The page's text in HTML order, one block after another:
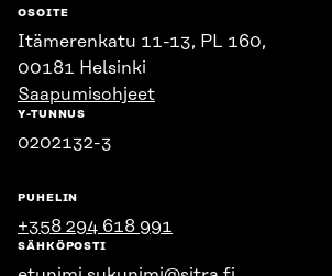
OSOITE
Itämerenkatu 11-13, PL 160,
00181 Helsinki
Saapumisohjeet
Y-TUNNUS
0202132-3
PUHELIN
+358 294 618 991
SÄHKÖPOSTI